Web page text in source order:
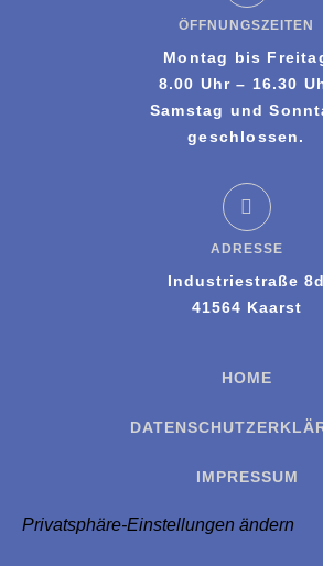
ÖFFNUNGSZEITEN
Montag bis
8.00 Uhr – 16.30
Samstag und
geschlossen.
ADRESSE
Industriestraße 8d
41564 Kaarst
HOME
IMPRESSUM
Privatsphäre-Einstellungen ändern